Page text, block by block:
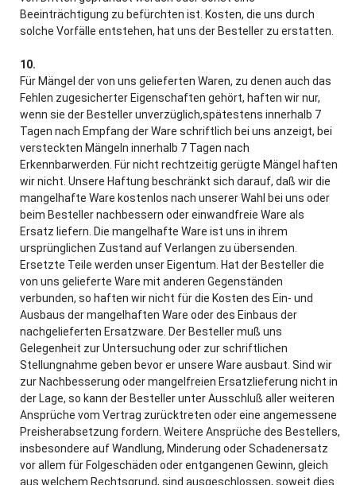
Beeinträchtigung zu befürchten ist. Kosten, die uns durch
solche Vorfälle entstehen, hat uns der Besteller zu erstatten.
10.
Für Mängel der von uns gelieferten Waren, zu denen auch das
Fehlen zugesicherter Eigenschaften gehört, haften wir nur,
wenn sie der Besteller unverzüglich,spätestens innerhalb 7
Tagen nach Empfang der Ware schriftlich bei uns anzeigt, bei
versteckten Mängeln innerhalb 7 Tagen nach
Erkennbarwerden. Für nicht rechtzeitig gerügte Mängel haften
wir nicht. Unsere Haftung beschränkt sich darauf, daß wir die
mangelhafte Ware kostenlos nach unserer Wahl bei uns oder
beim Besteller nachbessern oder einwandfreie Ware als
Ersatz liefern. Die mangelhafte Ware ist uns in ihrem
ursprünglichen Zustand auf Verlangen zu übersenden.
Ersetzte Teile werden unser Eigentum. Hat der Besteller die
von uns gelieferte Ware mit anderen Gegenständen
verbunden, so haften wir nicht für die Kosten des Ein- und
Ausbaus der mangelhaften Ware oder des Einbaus der
nachgelieferten Ersatzware. Der Besteller muß uns
Gelegenheit zur Untersuchung oder zur schriftlichen
Stellungnahme geben bevor er unsere Ware ausbaut. Sind wir
zur Nachbesserung oder mangelfreien Ersatzlieferung nicht in
der Lage, so kann der Besteller unter Ausschluß aller weiteren
Ansprüche vom Vertrag zurücktreten oder eine angemessene
Preisherabsetzung fordern. Weitere Ansprüche des Bestellers,
insbesondere auf Wandlung, Minderung oder Schadenersatz
vor allem für Folgeschäden oder entgangenen Gewinn, gleich
aus welchem Rechtsgrund, sind ausgeschlossen, soweit dies